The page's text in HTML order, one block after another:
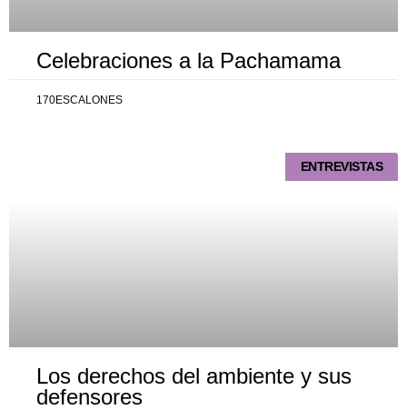
Celebraciones a la Pachamama
170ESCALONES
ENTREVISTAS
Los derechos del ambiente y sus
defensores